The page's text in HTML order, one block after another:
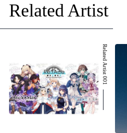
Related Artist
Related Artist 001